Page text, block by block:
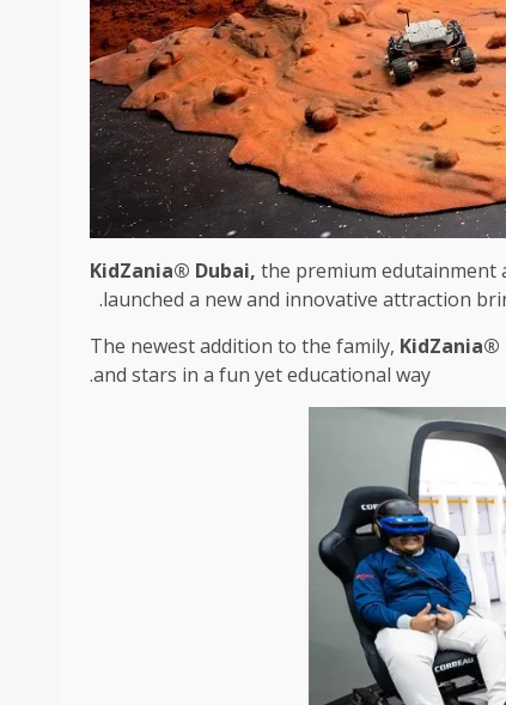
KidZania® Dubai, the premium edutainment
launched a new and innovative attraction
The newest addition to the family, KidZania®
and stars in a fun yet educational way.